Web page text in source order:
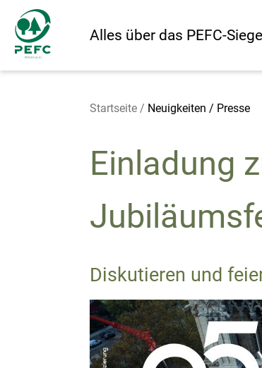
Alles über das PEFC-Siegel
Startseite / Neuigkeiten / Presse
Einladung
Diskutieren und